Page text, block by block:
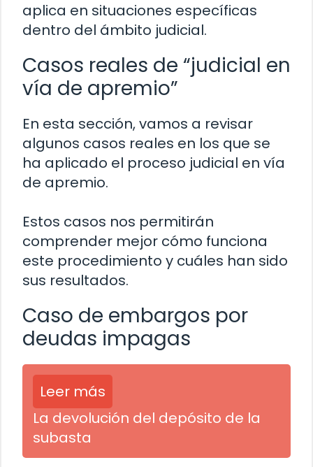
aplica en situaciones específicas
dentro del ámbito judicial.
Casos reales de “judicial en
vía de apremio”
En esta sección, vamos a revisar
algunos casos reales en los que se
ha aplicado el proceso judicial en vía
de apremio.
Estos casos nos permitirán
comprender mejor cómo funciona
este procedimiento y cuáles han sido
sus resultados.
Caso de embargos por
deudas impagas
Leer más
La devolución del depósito de la
subasta